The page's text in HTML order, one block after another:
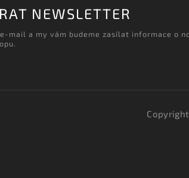
NEWSLETTER
mail a my vám budeme zasílat informace o